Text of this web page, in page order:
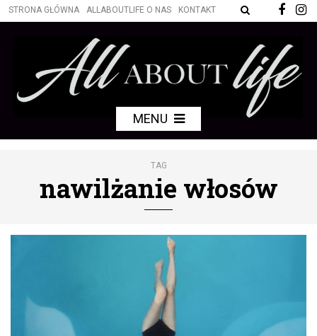
STRONA GŁÓWNA ALLABOUTLIFE O NAS KONTAKT
MENU
TAG
nawilżanie włosów